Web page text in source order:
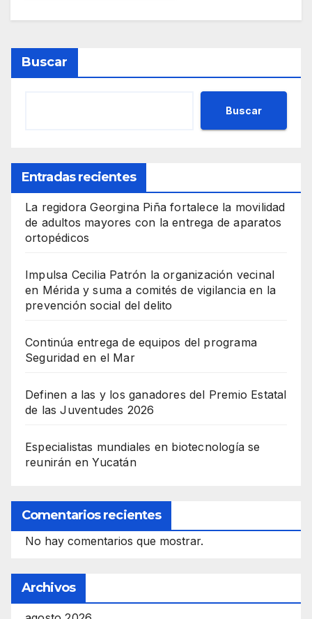
Buscar
Buscar
Entradas recientes
La regidora Georgina Piña fortalece la movilidad
de adultos mayores con la entrega de aparatos
ortopédicos
Impulsa Cecilia Patrón la organización vecinal
en Mérida y suma a comités de vigilancia en la
prevención social del delito
Continúa entrega de equipos del programa
Seguridad en el Mar
Definen a las y los ganadores del Premio Estatal
de las Juventudes 2026
Especialistas mundiales en biotecnología se
reunirán en Yucatán
Comentarios recientes
No hay comentarios que mostrar.
Archivos